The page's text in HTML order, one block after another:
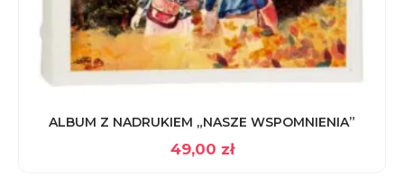
ALBUM Z NADRUKIEM „NASZE WSPOMNIENIA”
49,00 zł